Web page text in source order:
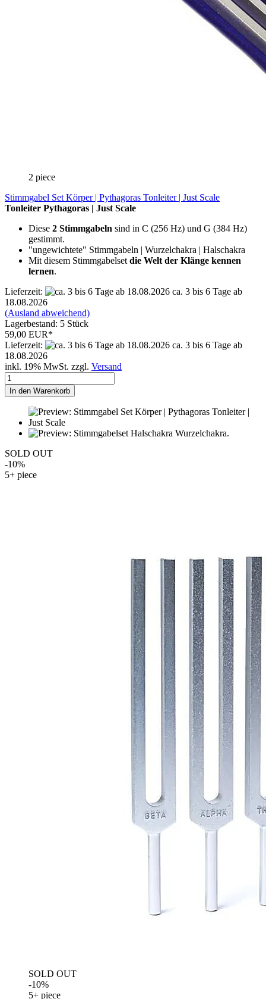
2 piece
Stimmgabel Set Körper | Pythagoras Tonleiter | Just Scale
Tonleiter Pythagoras | Just Scale
Diese 2 Stimmgabeln sind in C (256 Hz) und G (384 Hz)
gestimmt.
"ungewichtete" Stimmgabeln | Wurzelchakra | Halschakra
Mit diesem Stimmgabelset die Welt der Klänge kennen
lernen.
Lieferzeit:
ca. 3 bis 6 Tage ab
18.08.2026
(Ausland abweichend)
Lagerbestand: 5 Stück
59,00 EUR*
Lieferzeit:
ca. 3 bis 6 Tage ab
18.08.2026
inkl. 19% MwSt. zzgl. Versand
In den Warenkorb
SOLD OUT
-10%
5+ piece
SOLD OUT
-10%
5+ piece